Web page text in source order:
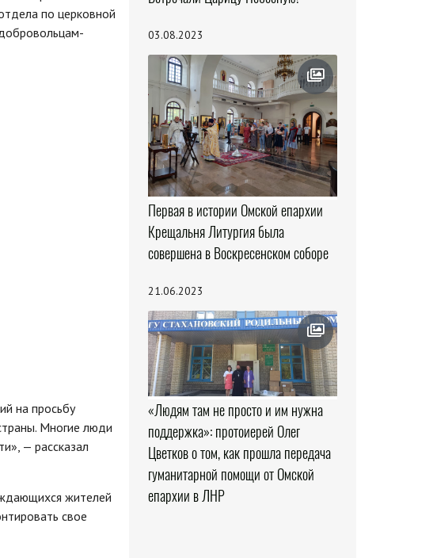
по церковной
на просьбу
Многие люди
— рассказал
жителей
свое
03.08.2023
Первая в истории Омской епархии
Крещальня Литургия была
совершена в Воскресенском соборе
21.06.2023
«Людям там не просто и им нужна
поддержка»: протоиерей Олег
Цветков о том, как прошла передача
гуманитарной помощи от Омской
епархии в ЛНР